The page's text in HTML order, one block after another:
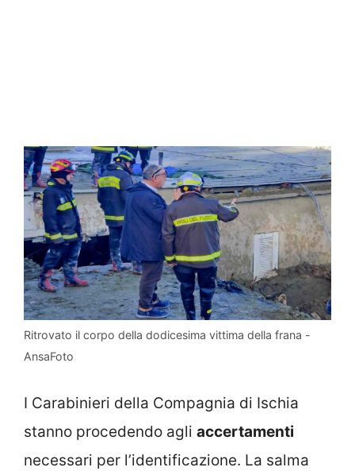
Ritrovato il corpo della dodicesima vittima della frana -
AnsaFoto
I Carabinieri della Compagnia di Ischia
stanno procedendo agli accertamenti
necessari per l’identificazione. La salma